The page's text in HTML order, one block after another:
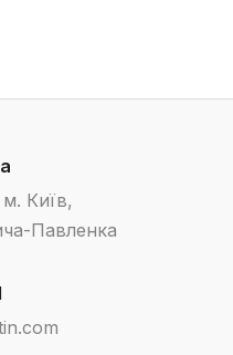
м. Київ,
Павленка